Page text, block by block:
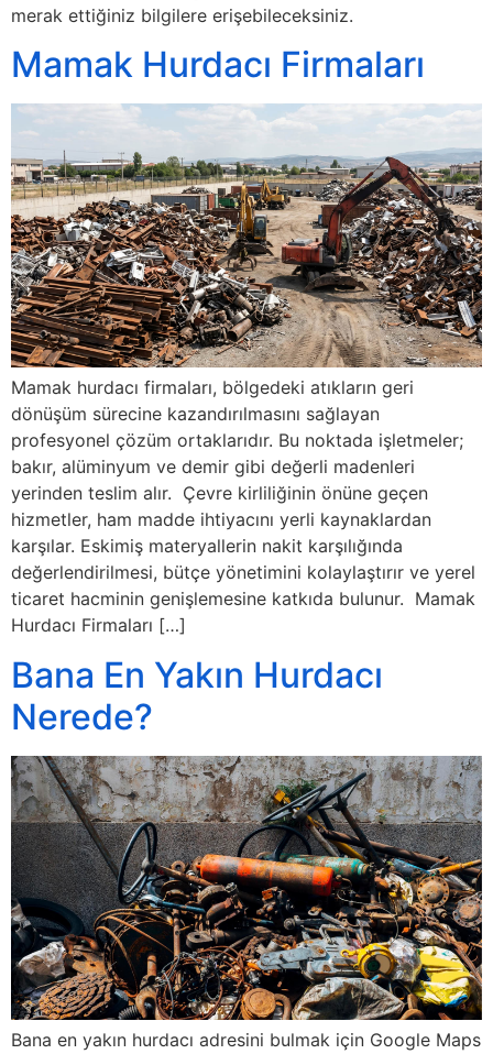
merak ettiğiniz bilgilere erişebileceksiniz.
Mamak Hurdacı Firmaları
Mamak hurdacı firmaları, bölgedeki atıkların geri
dönüşüm sürecine kazandırılmasını sağlayan
profesyonel çözüm ortaklarıdır. Bu noktada işletmeler;
bakır, alüminyum ve demir gibi değerli madenleri
yerinden teslim alır. Çevre kirliliğinin önüne geçen
hizmetler, ham madde ihtiyacını yerli kaynaklardan
karşılar. Eskimiş materyallerin nakit karşılığında
değerlendirilmesi, bütçe yönetimini kolaylaştırır ve yerel
ticaret hacminin genişlemesine katkıda bulunur. Mamak
Hurdacı Firmaları […]
Bana En Yakın Hurdacı
Nerede?
Bana en yakın hurdacı adresini bulmak için Google Maps